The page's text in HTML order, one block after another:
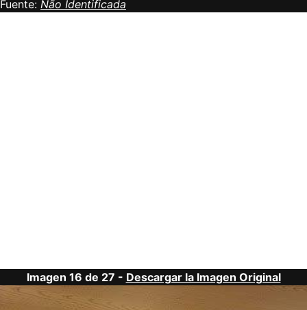
Fuente: Não Identificada
Imagen 16 de 27 - Descargar la Imagen Original